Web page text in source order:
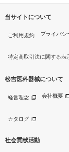
当サイトについて
ご利用規約 プライバシ
特定商取引法に関する表
松吉医科器械について
経営理念 会社概要
カタログ
社会貢献活動